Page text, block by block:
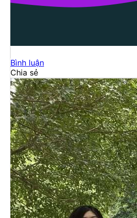
Bình luận
Chia sẻ